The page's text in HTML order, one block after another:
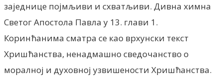
заједнице појмљиви и схватљиви. Дивна химна
Светог Апостола Павла у 13. глави 1.
Коринћанима сматра се као врхунски текст
Хришћанства, ненадмашно сведочанство о
моралној и духовној узвишености Хришћанства.